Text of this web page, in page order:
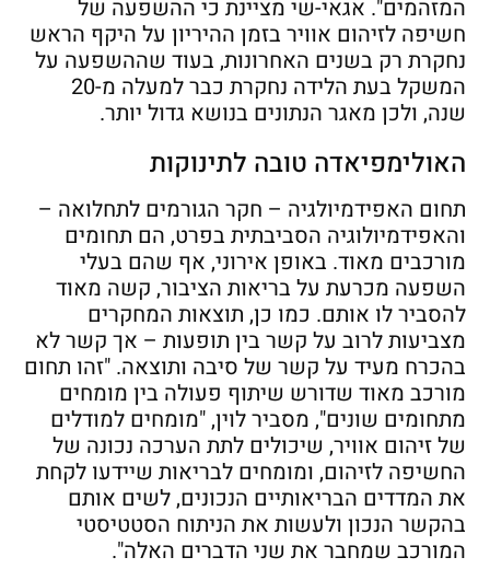
המזהמים". אגאי-שי מציינת כי ההשפעה של
חשיפה לזיהום אוויר בזמן ההיריון על היקף הראש
נחקרת רק בשנים האחרונות, בעוד שההשפעה על
המשקל בעת הלידה נחקרת כבר למעלה מ-20
שנה, ולכן מאגר הנתונים בנושא גדול יותר.
האולימפיאדה טובה לתינוקות
תחום האפידמיולגיה – חקר הגורמים לתחלואה –
והאפידמיולוגיה הסביבתית בפרט, הם תחומים
מורכבים מאוד. באופן אירוני, אף שהם בעלי
השפעה מכרעת על בריאות הציבור, קשה מאוד
להסביר לו אותם. כמו כן, תוצאות המחקרים
מצביעות לרוב על קשר בין תופעות – אך קשר לא
בהכרח מעיד על קשר של סיבה ותוצאה. "זהו תחום
מורכב מאוד שדורש שיתוף פעולה בין מומחים
מתחומים שונים", מסביר לוין, "מומחים למודלים
של זיהום אוויר, שיכולים לתת הערכה נכונה של
החשיפה לזיהום, ומומחים לבריאות שיידעו לקחת
את המדדים הבריאותיים הנכונים, לשים אותם
בהקשר הנכון ולעשות את הניתוח הסטטיסטי
המורכב שמחבר את שני הדברים האלה".